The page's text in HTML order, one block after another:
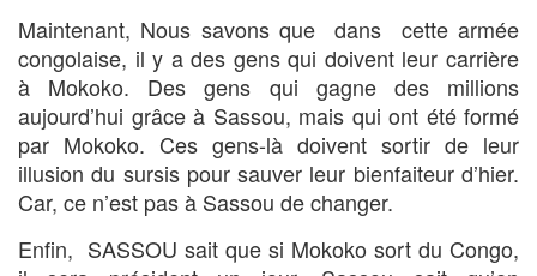
Maintenant, Nous savons que dans cette armée
congolaise, il y a des gens qui doivent leur carrière
à Mokoko. Des gens qui gagne des millions
aujourd’hui grâce à Sassou, mais qui ont été formé
par Mokoko. Ces gens-là doivent sortir de leur
illusion du sursis pour sauver leur bienfaiteur d’hier.
Car, ce n’est pas à Sassou de changer.
Enfin, SASSOU sait que si Mokoko sort du Congo,